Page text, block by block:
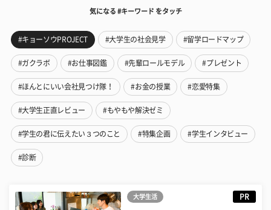
気になる #キーワード をタッチ
#キョーソウPROJECT #大学生の社会見学 #留学ロードマップ
#ガクラボ #お仕事図鑑 #先輩ロールモデル #プレゼント
#ほんとにいい会社見つけ隊！ #お金の授業 #恋愛特集
#大学生正直レビュー #もやもや解決ゼミ
#学生の君に伝えたい３つのこと #特集企画 #学生インタビュー
#診断
大学生活 PR